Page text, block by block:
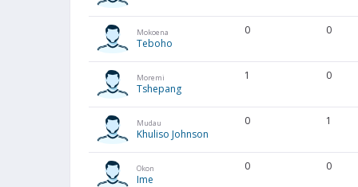
Mokoena
Teboho
0 0
Moremi
Tshepang
1 0
Mudau
Khuliso Johnson
0 1
Okon
Ime
0 0